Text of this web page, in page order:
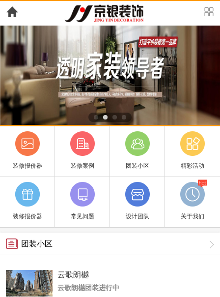
装修报价器 装修案例 团装小区 精彩活动
装修报价器 常见问题 设计团队 关于我们
团装小区
云歌朗樾
云歌朗樾团装进行中